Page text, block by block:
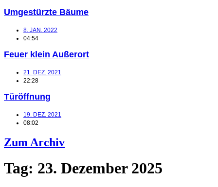
Umgestürzte Bäume
8. JAN. 2022
04:54
Feuer klein Außerort
21. DEZ. 2021
22:28
Türöffnung
19. DEZ. 2021
08:02
Zum Archiv
Tag: 23. Dezember 2025